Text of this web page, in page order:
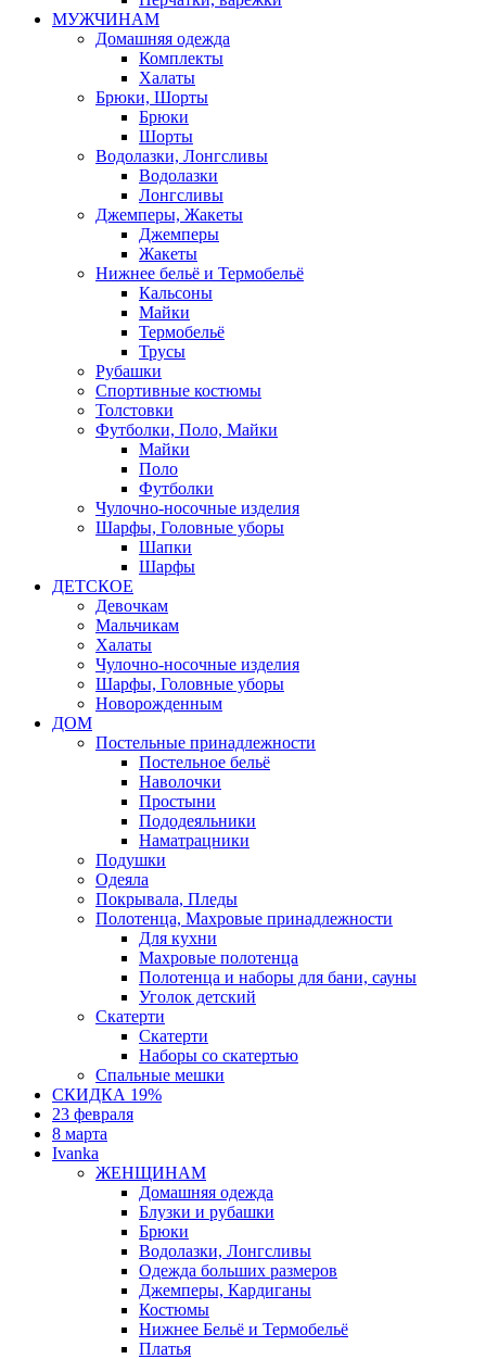
МУЖЧИНАМ
Домашняя одежда
Комплекты
Халаты
Брюки, Шорты
Брюки
Шорты
Водолазки, Лонгсливы
Водолазки
Лонгсливы
Джемперы, Жакеты
Джемперы
Жакеты
Нижнее бельё и Термобельё
Кальсоны
Майки
Термобельё
Трусы
Рубашки
Спортивные костюмы
Толстовки
Футболки, Поло, Майки
Майки
Поло
Футболки
Чулочно-носочные изделия
Шарфы, Головные уборы
Шапки
Шарфы
ДЕТСКОЕ
Девочкам
Мальчикам
Халаты
Чулочно-носочные изделия
Шарфы, Головные уборы
Новорожденным
ДОМ
Постельные принадлежности
Постельное бельё
Наволочки
Простыни
Пододеяльники
Наматрацники
Подушки
Одеяла
Покрывала, Пледы
Полотенца, Махровые принадлежности
Для кухни
Махровые полотенца
Полотенца и наборы для бани, сауны
Уголок детский
Скатерти
Скатерти
Наборы со скатертью
Спальные мешки
СКИДКА 19%
23 февраля
8 марта
Ivanka
ЖЕНЩИНАМ
Домашняя одежда
Блузки и рубашки
Брюки
Водолазки, Лонгсливы
Одежда больших размеров
Джемперы, Кардиганы
Костюмы
Нижнее Бельё и Термобельё
Платья